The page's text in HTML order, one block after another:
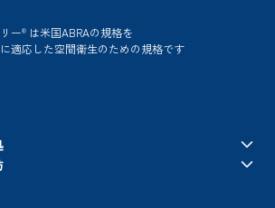
ー® は米国ABRAの規格を
適応した空間衛生のための規格です